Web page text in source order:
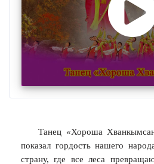
Танец «Хороша
показал гордость нашего
страну, где все леса